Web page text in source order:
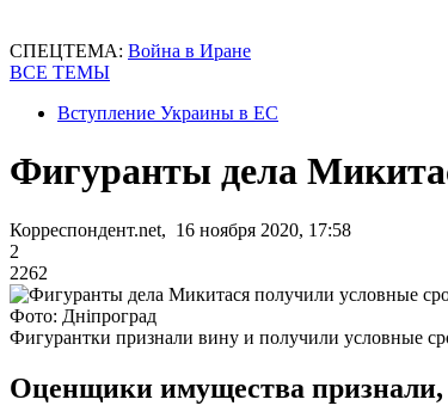
СПЕЦТЕМА: Война в Иране
ВСЕ ТЕМЫ
Вступление Украины в ЕС
Фигуранты дела
Корреспондент.net, 16 ноября 2020, 17:58
2
2262
Фото: Дніпроград
Фигурантки признали вину и получили условные
Оценщики имущества признали,